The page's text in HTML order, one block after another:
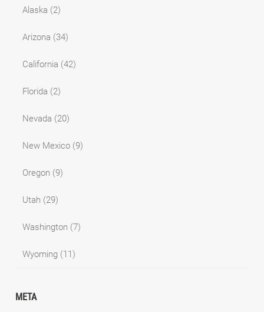
Alaska (2)
Arizona (34)
California (42)
Florida (2)
Nevada (20)
New Mexico (9)
Oregon (9)
Utah (29)
Washington (7)
Wyoming (11)
META